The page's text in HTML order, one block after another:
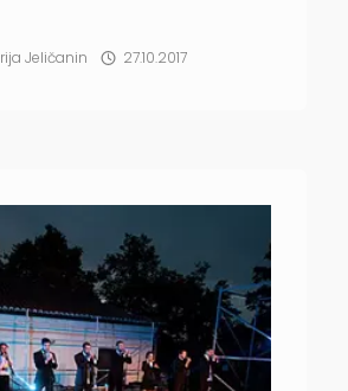
Suve istine pisac nam je
Jeličanin 27.10.2017